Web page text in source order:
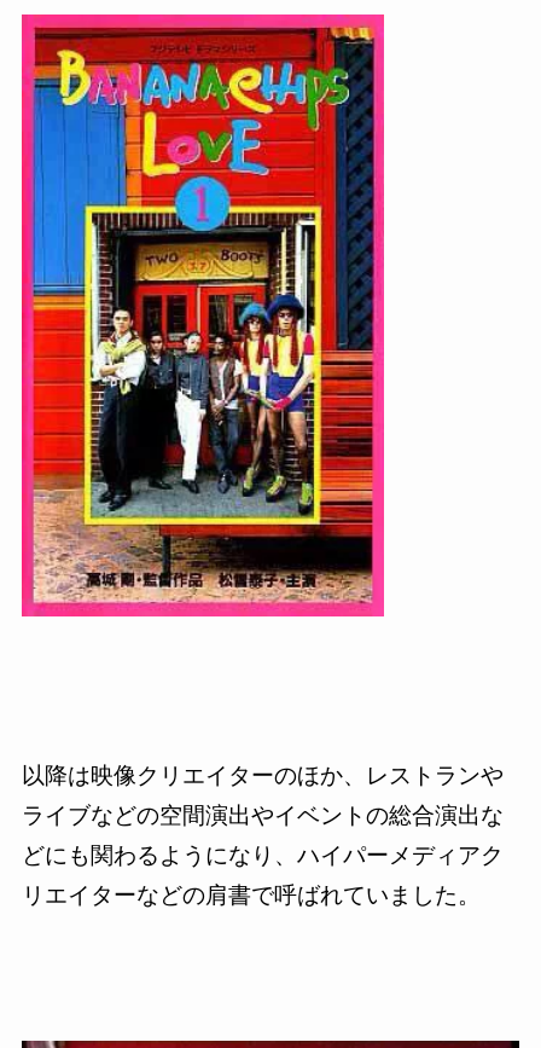
以降は映像クリエイターのほか、レストランや
ライブなどの空間演出やイベントの総合演出な
どにも関わるようになり、ハイパーメディアク
リエイターなどの肩書で呼ばれていました。